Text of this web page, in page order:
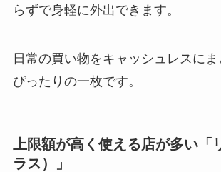
らずで身軽に外出できます。
日常の買い物をキャッシュレスに
ぴったりの一枚です。
上限額が高く使える店が多い「
ラス）」